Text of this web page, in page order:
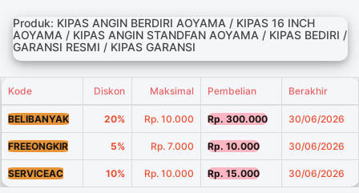
Produk: KIPAS ANGIN BERDIRI AOYAMA / KIPAS 16 INCH
AOYAMA / KIPAS ANGIN STANDFAN AOYAMA / KIPAS BEDIRI /
GARANSI RESMI / KIPAS GARANSI
Kode Diskon Maksimal Pembelian Berakhir
BELIBANYAK 20% Rp. 10.000 Rp. 300.000 30/06/2026
FREEONGKIR 5% Rp. 7.000 Rp. 10.000 30/06/2026
SERVICEAC 10% Rp. 10.000 Rp. 15.000 30/06/2026